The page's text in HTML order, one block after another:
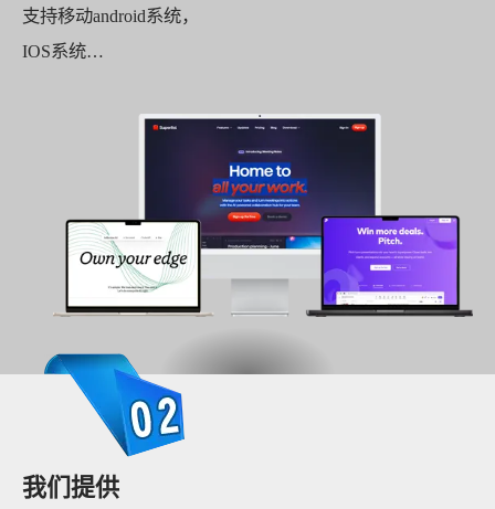
支持移动android系统，
IOS系统…
我们提供